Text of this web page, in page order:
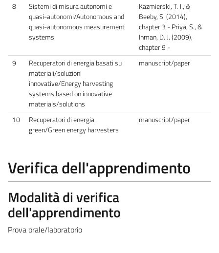
8
Sistemi di misura autonomi e
quasi-autonomi/Autonomous and
quasi-autonomous measurement
systems
Kazmierski, T. J., &
Beeby, S. (2014),
chapter 3 - Priya, S., &
Inman, D. J. (2009),
chapter 9 -
9
Recuperatori di energia basati su
materiali/soluzioni
innovative/Energy harvesting
systems based on innovative
materials/solutions
manuscript/paper
10
Recuperatori di energia
green/Green energy harvesters
manuscript/paper
Verifica dell'apprendimento
Modalità di verifica
dell'apprendimento
Prova orale/laboratorio